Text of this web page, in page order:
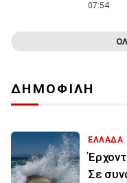
07:54
ΔΗΜΟΦΙΛΗ
ΕΛΛΑΔΑ
Σε